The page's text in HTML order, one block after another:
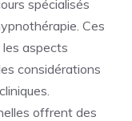
spécialisés
Ces
aspects
considérations
offrent des